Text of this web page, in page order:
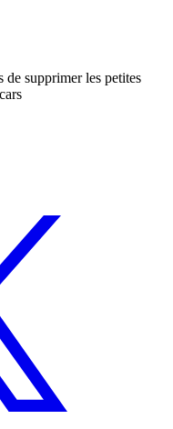
de supprimer les petites